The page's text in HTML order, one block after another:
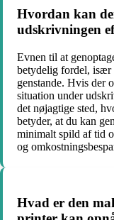
Hvordan kan
udskrivningen
Evnen til at
betydelig fordel, især
genstande. Hvis der
situation under
det nøjagtige sted,
betyder, at du kan
minimalt spild af tid
og
Hvad er den